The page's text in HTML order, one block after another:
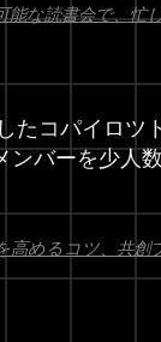
能な読書会で、忙
たコパイロツ
バーを少人
めるコツ、共創